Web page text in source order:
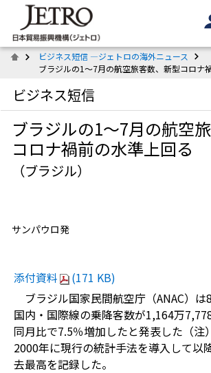
ビジネス短信 ―ジェトロの海外ニュース
ブラジルの1～7月の航空旅客数、新型コロナ
ビジネス短信
ブラジルの1～7月の航空
コロナ禍前の水準上回る
（ブラジル）
サンパウロ発
添付資料
(171 KB)
ブラジル国家民間航空庁（ANAC）
国内・国際線の乗降客数が1,164万
同月比で7.5％増加したと発表した（注
2000年に現行の統計手法を導入して以
去最高を記録した。